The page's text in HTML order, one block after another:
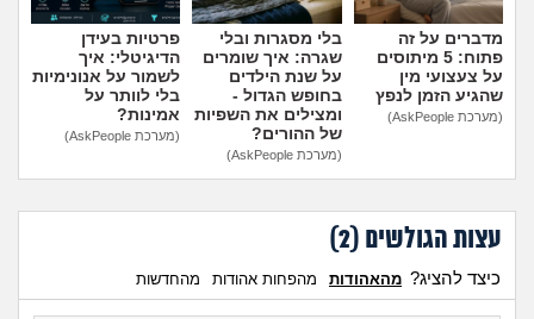
גאווה
מדברים על זה
פתוח: 5 מיתוסים
על צעצועי מין
שהגיע הזמן לנפץ
(מערכת AskPeople)
בלי מסגרות ובלי
שגרה: איך שומרים
על שנת הילדים
בחופש הגדול -
ומצילים את השפיות
של ההורים?
(מערכת AskPeople)
פרטיות בעידן
הדיגיטלי: איך
לשמור על אנונימיות
בלי לוותר על
אמינות?
(מערכת AskPeople)
עצות הגולשים (2
)
כיצד להציג? מהאהודות מהפחות אהודות מהחדשות